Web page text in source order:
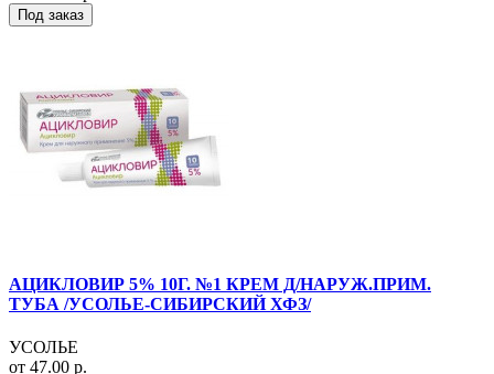
Под заказ
АЦИКЛОВИР 5% 10Г. №1 КРЕМ Д/НАРУЖ.ПРИМ.
ТУБА /УСОЛЬЕ-СИБИРСКИЙ ХФЗ/
УСОЛЬЕ
от 47.00 р.